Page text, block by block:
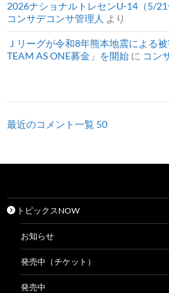
2026ナショナルトレセンU-14（5/
コンサデコンサ管理人 より
Ｊリーグが令和8年熊本地震による
TEAM AS ONE募金」を開始 に コン
最近のコメント一覧 50
トピックスNOW
お知らせ
発売中（チケット）
発売中